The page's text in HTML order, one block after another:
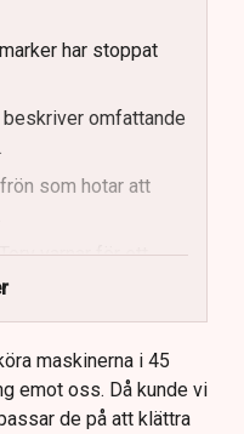
har stoppat
omfattande
som hotar att
varnar för ett
inför
av illegal aktivism.
maskinerna i 45
emot oss. Då kunde vi
de på att klättra